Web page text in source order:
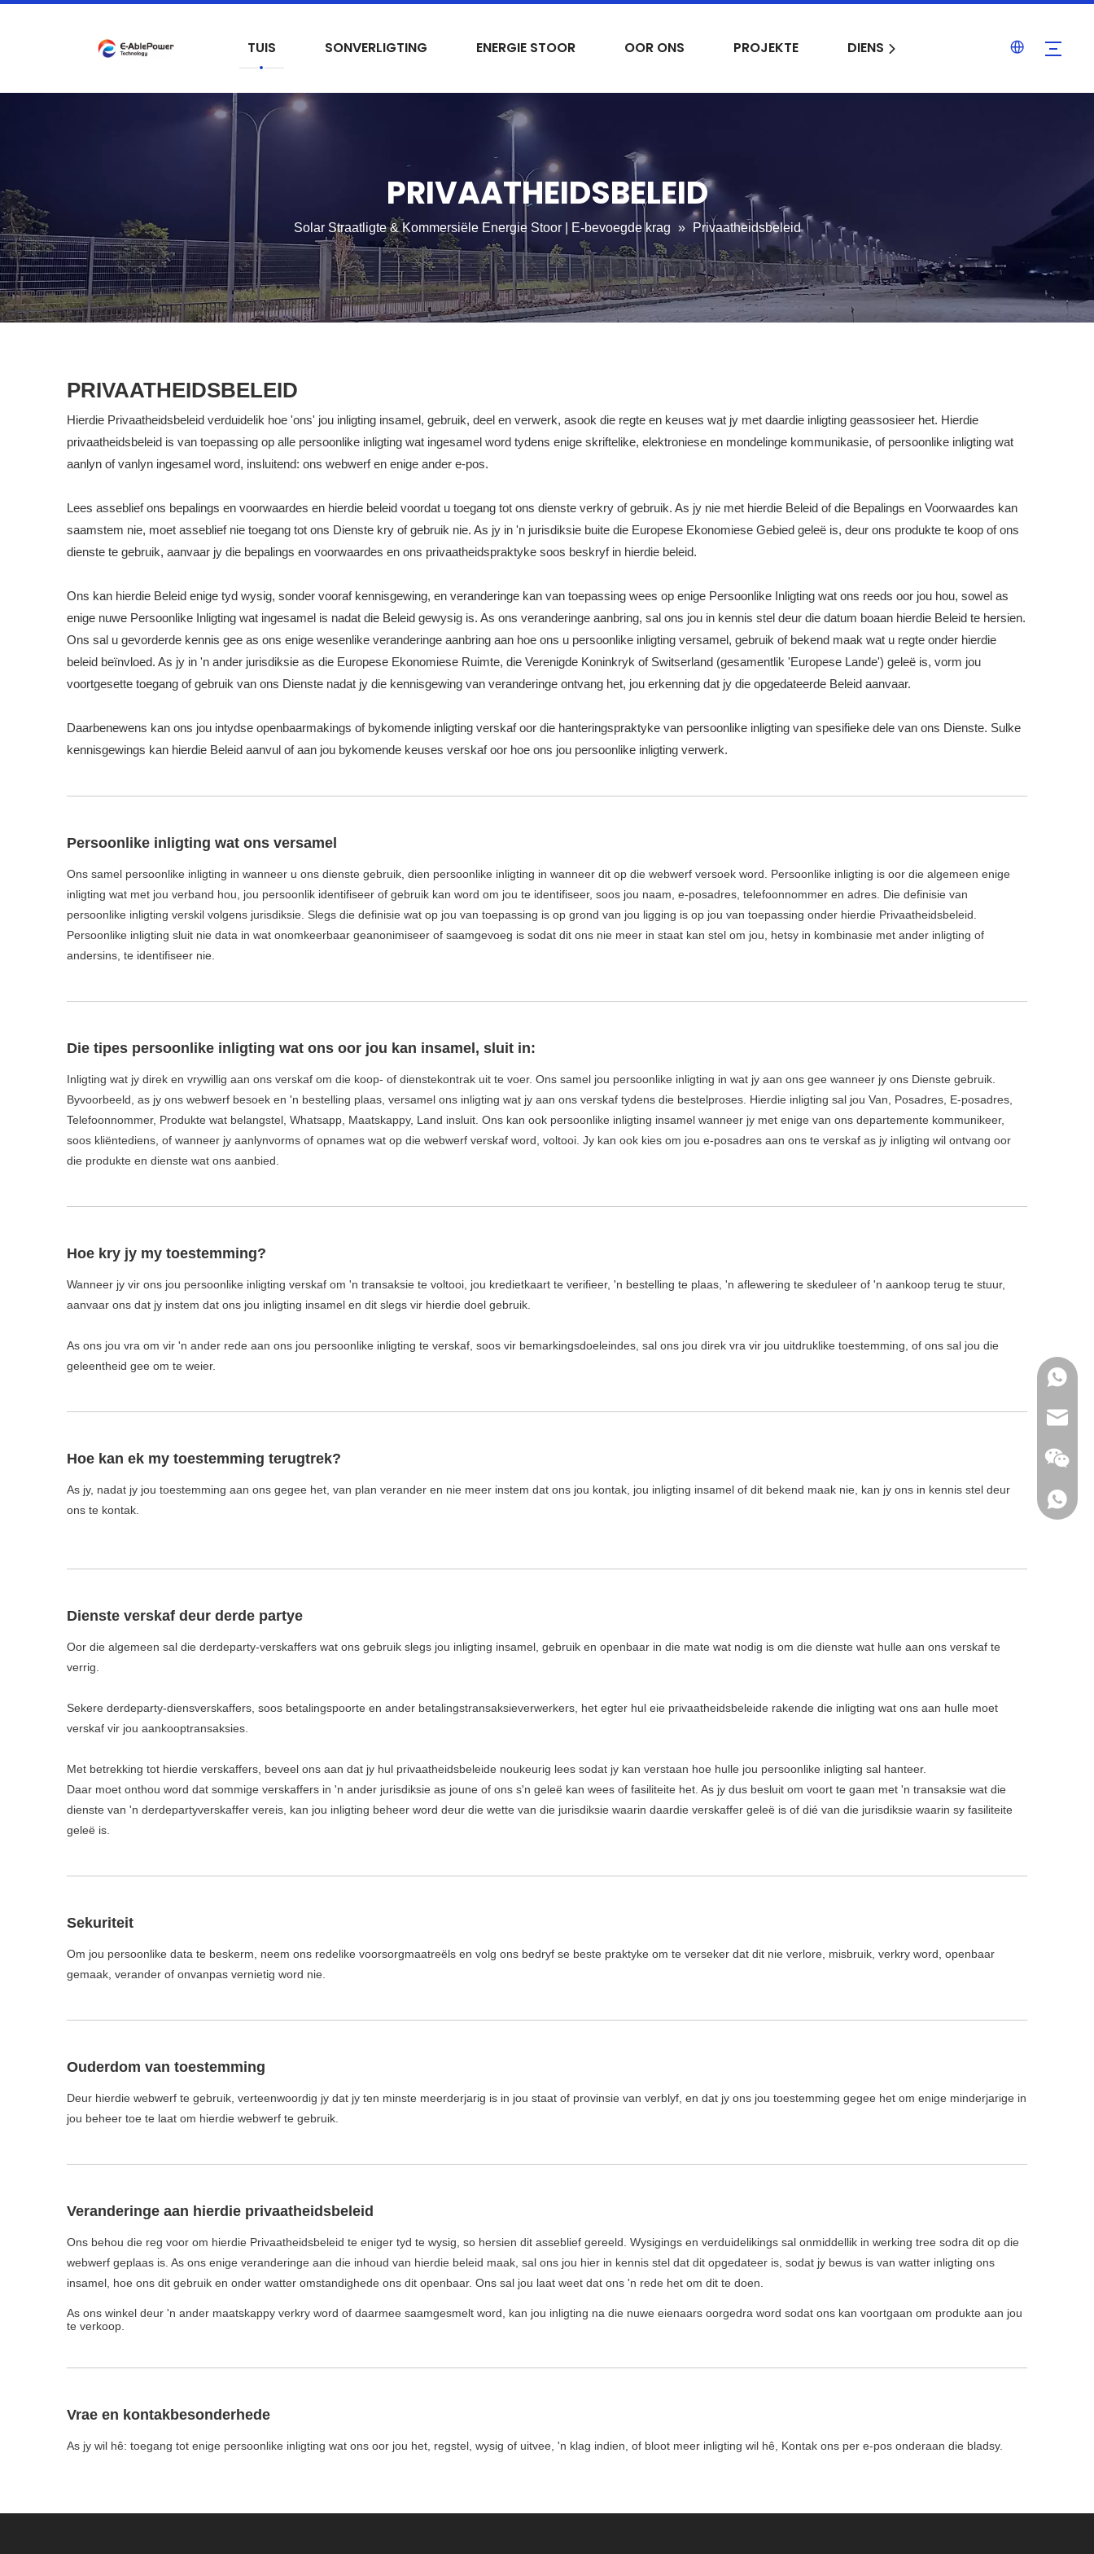
TUIS SONVERLIGTING ENERGIE STOOR OOR ONS PROJEKTE DIENS KONTAK
PRIVAATHEIDSBELEID
Solar Straatligte & Kommersiële Energie Stoor | E-bevoegde krag » Privaatheidsbeleid
PRIVAATHEIDSBELEID
Hierdie Privaatheidsbeleid verduidelik hoe 'ons' jou inligting insamel, gebruik, deel en verwerk, asook die regte en keuses wat jy met daardie inligting geassosieer het. Hierdie
privaatheidsbeleid is van toepassing op alle persoonlike inligting wat ingesamel word tydens enige skriftelike, elektroniese en mondelinge kommunikasie, of persoonlike inligting wat
aanlyn of vanlyn ingesamel word, insluitend: ons webwerf en enige ander e-pos.
Lees asseblief ons bepalings en voorwaardes en hierdie beleid voordat u toegang tot ons dienste verkry of gebruik. As jy nie met hierdie Beleid of die Bepalings en Voorwaardes kan
saamstem nie, moet asseblief nie toegang tot ons Dienste kry of gebruik nie. As jy in 'n jurisdiksie buite die Europese Ekonomiese Gebied geleë is, deur ons produkte te koop of ons
dienste te gebruik, aanvaar jy die bepalings en voorwaardes en ons privaatheidspraktyke soos beskryf in hierdie beleid.
Ons kan hierdie Beleid enige tyd wysig, sonder vooraf kennisgewing, en veranderinge kan van toepassing wees op enige Persoonlike Inligting wat ons reeds oor jou hou, sowel as
enige nuwe Persoonlike Inligting wat ingesamel is nadat die Beleid gewysig is. As ons veranderinge aanbring, sal ons jou in kennis stel deur die datum boaan hierdie Beleid te hersien.
Ons sal u gevorderde kennis gee as ons enige wesenlike veranderinge aanbring aan hoe ons u persoonlike inligting versamel, gebruik of bekend maak wat u regte onder hierdie
beleid beïnvloed. As jy in 'n ander jurisdiksie as die Europese Ekonomiese Ruimte, die Verenigde Koninkryk of Switserland (gesamentlik 'Europese Lande') geleë is, vorm jou
voortgesette toegang of gebruik van ons Dienste nadat jy die kennisgewing van veranderinge ontvang het, jou erkenning dat jy die opgedateerde Beleid aanvaar.
Daarbenewens kan ons jou intydse openbaarmakings of bykomende inligting verskaf oor die hanteringspraktyke van persoonlike inligting van spesifieke dele van ons Dienste. Sulke
kennisgewings kan hierdie Beleid aanvul of aan jou bykomende keuses verskaf oor hoe ons jou persoonlike inligting verwerk.
Persoonlike inligting wat ons versamel
Ons samel persoonlike inligting in wanneer u ons dienste gebruik, dien persoonlike inligting in wanneer dit op die webwerf versoek word. Persoonlike inligting is oor die algemeen enige
inligting wat met jou verband hou, jou persoonlik identifiseer of gebruik kan word om jou te identifiseer, soos jou naam, e-posadres, telefoonnommer en adres. Die definisie van
persoonlike inligting verskil volgens jurisdiksie. Slegs die definisie wat op jou van toepassing is op grond van jou ligging is op jou van toepassing onder hierdie Privaatheidsbeleid.
Persoonlike inligting sluit nie data in wat onomkeerbaar geanonimiseer of saamgevoeg is sodat dit ons nie meer in staat kan stel om jou, hetsy in kombinasie met ander inligting of
andersins, te identifiseer nie.
Die tipes persoonlike inligting wat ons oor jou kan insamel, sluit in:
Inligting wat jy direk en vrywillig aan ons verskaf om die koop- of dienstekontrak uit te voer. Ons samel jou persoonlike inligting in wat jy aan ons gee wanneer jy ons Dienste gebruik.
Byvoorbeeld, as jy ons webwerf besoek en 'n bestelling plaas, versamel ons inligting wat jy aan ons verskaf tydens die bestelproses. Hierdie inligting sal jou Van, Posadres, E-posadres,
Telefoonnommer, Produkte wat belangstel, Whatsapp, Maatskappy, Land insluit. Ons kan ook persoonlike inligting insamel wanneer jy met enige van ons departemente kommunikeer,
soos kliëntediens, of wanneer jy aanlynvorms of opnames wat op die webwerf verskaf word, voltooi. Jy kan ook kies om jou e-posadres aan ons te verskaf as jy inligting wil ontvang oor
die produkte en dienste wat ons aanbied.
Hoe kry jy my toestemming?
Wanneer jy vir ons jou persoonlike inligting verskaf om 'n transaksie te voltooi, jou kredietkaart te verifieer, 'n bestelling te plaas, 'n aflewering te skeduleer of 'n aankoop terug te stuur,
aanvaar ons dat jy instem dat ons jou inligting insamel en dit slegs vir hierdie doel gebruik.
As ons jou vra om vir 'n ander rede aan ons jou persoonlike inligting te verskaf, soos vir bemarkingsdoeleindes, sal ons jou direk vra vir jou uitdruklike toestemming, of ons sal jou die
geleentheid gee om te weier.
Hoe kan ek my toestemming terugtrek?
As jy, nadat jy jou toestemming aan ons gegee het, van plan verander en nie meer instem dat ons jou kontak, jou inligting insamel of dit bekend maak nie, kan jy ons in kennis stel deur
ons te kontak.
Dienste verskaf deur derde partye
Oor die algemeen sal die derdeparty-verskaffers wat ons gebruik slegs jou inligting insamel, gebruik en openbaar in die mate wat nodig is om die dienste wat hulle aan ons verskaf te
verrig.
Sekere derdeparty-diensverskaffers, soos betalingspoorte en ander betalingstransaksieverwerkers, het egter hul eie privaatheidsbeleide rakende die inligting wat ons aan hulle moet
verskaf vir jou aankooptransaksies.
Met betrekking tot hierdie verskaffers, beveel ons aan dat jy hul privaatheidsbeleide noukeurig lees sodat jy kan verstaan ​​hoe hulle jou persoonlike inligting sal hanteer.
Daar moet onthou word dat sommige verskaffers in 'n ander jurisdiksie as joune of ons s'n geleë kan wees of fasiliteite het. As jy dus besluit om voort te gaan met 'n transaksie wat die
dienste van 'n derdepartyverskaffer vereis, kan jou inligting beheer word deur die wette van die jurisdiksie waarin daardie verskaffer geleë is of dié van die jurisdiksie waarin sy fasiliteite
geleë is.
Sekuriteit
Om jou persoonlike data te beskerm, neem ons redelike voorsorgmaatreëls en volg ons bedryf se beste praktyke om te verseker dat dit nie verlore, misbruik, verkry word, openbaar
gemaak, verander of onvanpas vernietig word nie.
Ouderdom van toestemming
Deur hierdie webwerf te gebruik, verteenwoordig jy dat jy ten minste meerderjarig is in jou staat of provinsie van verblyf, en dat jy ons jou toestemming gegee het om enige minderjarige in
jou beheer toe te laat om hierdie webwerf te gebruik.
Veranderinge aan hierdie privaatheidsbeleid
Ons behou die reg voor om hierdie Privaatheidsbeleid te eniger tyd te wysig, so hersien dit asseblief gereeld. Wysigings en verduidelikings sal onmiddellik in werking tree sodra dit op die
webwerf geplaas is. As ons enige veranderinge aan die inhoud van hierdie beleid maak, sal ons jou hier in kennis stel dat dit opgedateer is, sodat jy bewus is van watter inligting ons
insamel, hoe ons dit gebruik en onder watter omstandighede ons dit openbaar. Ons sal jou laat weet dat ons 'n rede het om dit te doen.
As ons winkel deur 'n ander maatskappy verkry word of daarmee saamgesmelt word, kan jou inligting na die nuwe eienaars oorgedra word sodat ons kan voortgaan om produkte aan jou
te verkoop.
Vrae en kontakbesonderhede
As jy wil hê: toegang tot enige persoonlike inligting wat ons oor jou het, regstel, wysig of uitvee, 'n klag indien, of bloot meer inligting wil hê, Kontak ons ​​per e-pos onderaan die bladsy.
+86-